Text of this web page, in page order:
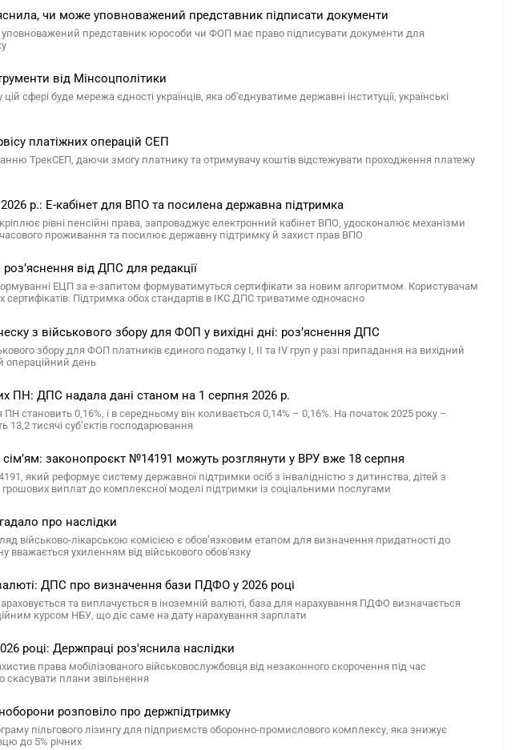
чи може уповноважений представник підписати документи
представник юрособи чи ФОП має право підписувати документи для
від Мінсоцполітики
сфері буде мережа єдності українців, яка об'єднуватиме державні інституції, українські
платіжних операцій СЕП
ТрекСЕП, даючи змогу платнику та отримувачу коштів відстежувати проходження платежу
р.: Е-кабінет для ВПО та посилена державна підтримка
рівні пенсійні права, запроваджує електронний кабінет ВПО, удосконалює механізми
проживання та посилює державну підтримку й захист прав ВПО
від ДПС для редакції
ЕЦП за е-запитом формуватимуться сертифікати за новим алгоритмом. Користувачам
Підтримка обох стандартів в ІКС ДПС триватиме одночасно
з військового збору для ФОП у вихідні дні: роз’яснення ДПС
збору для ФОП платників єдиного податку І, ІІ та ІV груп у разі припадання на вихідний
операційний день
ПН: ДПС надала дані станом на 1 серпня 2026 р.
становить 0,16%, і в середньому він коливається 0,14% – 0,16%. На початок 2025 року –
13,2 тисячі суб’єктів господарювання
законопроєкт №14191 можуть розглянути у ВРУ вже 18 серпня
який реформує систему державної підтримки осіб з інвалідністю з дитинства, дітей з
грошових виплат до комплексної моделі підтримки із соціальними послугами
про наслідки
військово-лікарською комісією є обов’язковим етапом для визначення придатності до
вважається ухиленням від військового обов'язку
ДПС про визначення бази ПДФО у 2026 році
та виплачується в іноземній валюті, база для нарахування ПДФО визначається
курсом НБУ, що діє саме на дату нарахування зарплати
році: Держпраці роз'яснила наслідки
права мобілізованого військовослужбовця від незаконного скорочення під час
скасувати плани звільнення
розповіло про держпідтримку
пільгового лізингу для підприємств оборонно-промислового комплексу, яка знижує
до 5% річних